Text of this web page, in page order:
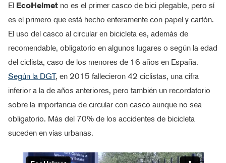
El EcoHelmet no es el primer casco de bici plegable, pero sí
es el primero que está hecho enteramente con papel y cartón.
El uso del casco al circular en bicicleta es, además de
recomendable, obligatorio en algunos lugares o según la edad
del ciclista, caso de los menores de 16 años en España.
Según la DGT, en 2015 fallecieron 42 ciclistas, una cifra
inferior a la de años anteriores, pero también un recordatorio
sobre la importancia de circular con casco aunque no sea
obligatorio. Más del 70% de los accidentes de bicicleta
suceden en vías urbanas.